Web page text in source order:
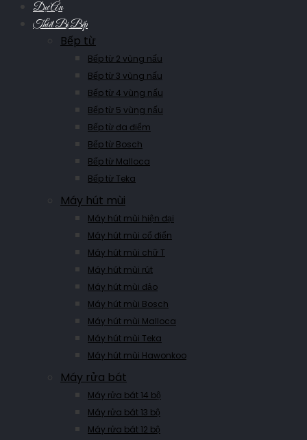
Dự Án
Thiết Bị Bếp
Bếp từ
Bếp từ 2 vùng nấu
Bếp từ 3 vùng nấu
Bếp từ 4 vùng nấu
Bếp từ 5 vùng nấu
Bếp từ đa điểm
Bếp từ Bosch
Bếp từ Malloca
Bếp từ Teka
Máy hút mùi
Máy hút mùi hiện đại
Máy hút mùi cổ điển
Máy hút mùi chữ T
Máy hút mùi rút
Máy hút mùi đảo
Máy hút mùi Bosch
Máy hút mùi Malloca
Máy hút mùi Teka
Máy hút mùi Hawonkoo
Máy rửa bát
Máy rửa bát 14 bộ
Máy rửa bát 13 bộ
Máy rửa bát 12 bộ